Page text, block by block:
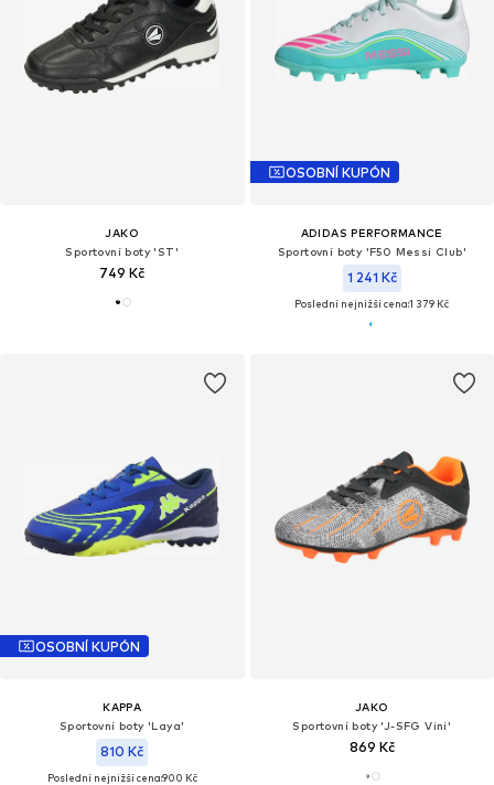
JAKO
Sportovní boty 'ST'
749 Kč
OSOBNÍ KUPÓN
ADIDAS PERFORMANCE
Sportovní boty 'F50 Messi Club'
1 241 Kč
Poslední nejnižší cena:1 379 Kč
OSOBNÍ KUPÓN
KAPPA
Sportovní boty 'Laya'
810 Kč
Poslední nejnižší cena:900 Kč
JAKO
Sportovní boty 'J-SFG Vini'
869 Kč